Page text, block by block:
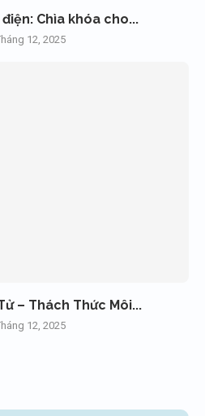
Chìa khóa cho...
12, 2025
– Thách Thức Môi...
12, 2025